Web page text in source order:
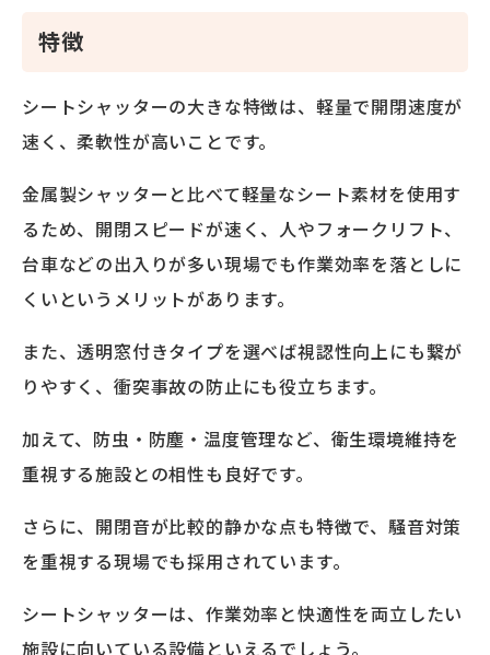
特徴
シートシャッターの大きな特徴は、軽量で開閉速度が
速く、柔軟性が高いことです。
金属製シャッターと比べて軽量なシート素材を使用す
るため、開閉スピードが速く、人やフォークリフト、
台車などの出入りが多い現場でも作業効率を落としに
くいというメリットがあります。
また、透明窓付きタイプを選べば視認性向上にも繋が
りやすく、衝突事故の防止にも役立ちます。
加えて、防虫・防塵・温度管理など、衛生環境維持を
重視する施設との相性も良好です。
さらに、開閉音が比較的静かな点も特徴で、騒音対策
を重視する現場でも採用されています。
シートシャッターは、作業効率と快適性を両立したい
施設に向いている設備といえるでしょう。